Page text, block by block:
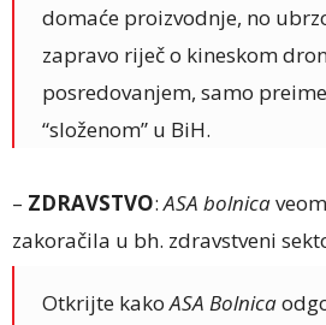
domaće proizvodnje, no
zapravo riječ o kineskom
posredovanjem, samo
“složenom” u BiH.
– ZDRAVSTVO:ASA bolnica
zakoračila u bh. zdravstveni
Otkrijte kakoASA Bolnica